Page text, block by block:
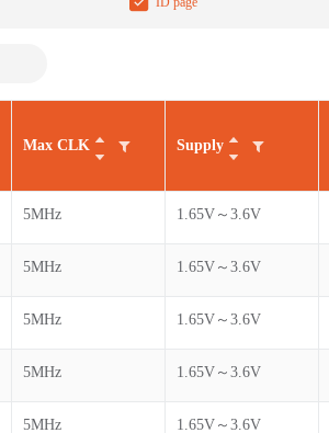
Max CLK Supply
5MHz 1.65V～3.6V
5MHz 1.65V～3.6V
5MHz 1.65V～3.6V
5MHz 1.65V～3.6V
5MHz 1.65V～3.6V